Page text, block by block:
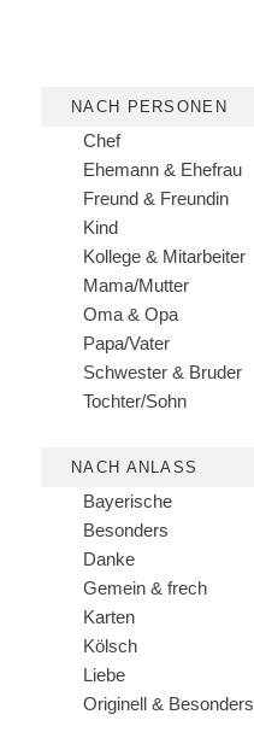
NACH PERSONEN
Chef
Ehemann & Ehefrau
Freund & Freundin
Kind
Kollege & Mitarbeiter
Mama/Mutter
Oma & Opa
Papa/Vater
Schwester & Bruder
Tochter/Sohn
NACH ANLASS
Bayerische
Besonders
Danke
Gemein & frech
Karten
Kölsch
Liebe
Originell & Besonders